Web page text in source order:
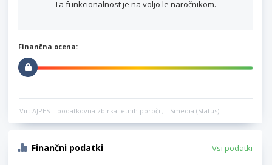
Ta funkcionalnost je na voljo le naročnikom.
Finančna ocena:
Vir: AJPES – podatkovna zbirka letnih poročil, TSmedia (Status)
Finančni podatki Vsi podatki